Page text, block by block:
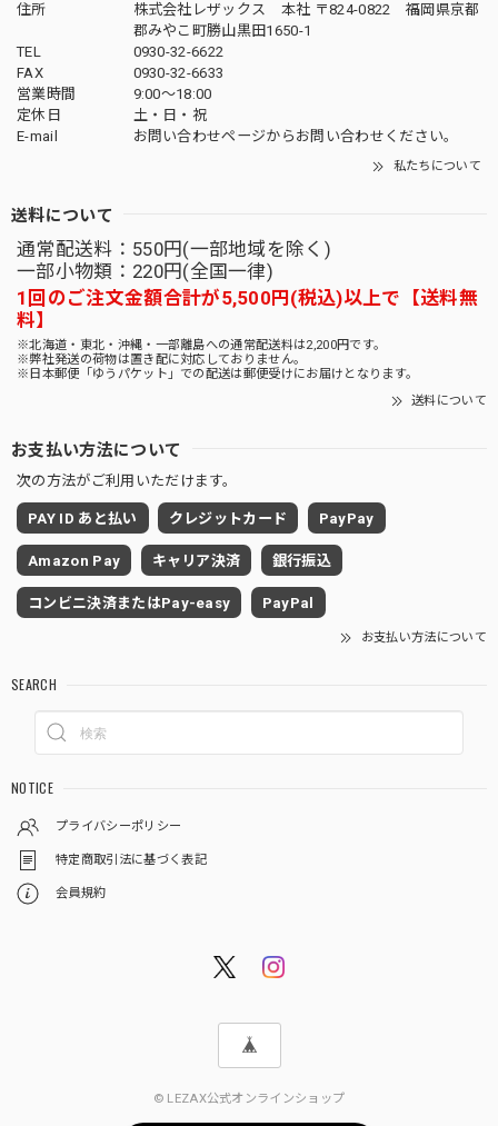
住所
株式会社レザックス 本社 〒824-0822 福岡県京都
郡みやこ町勝山黒田1650-1
TEL
0930-32-6622
FAX
0930-32-6633
営業時間
9:00〜18:00
定休日
土・日・祝
E-mail
お問い合わせページからお問い合わせください。
私たちについて
送料について
通常配送料：550円(一部地域を除く)
一部小物類：220円(全国一律)
1回のご注文金額合計が5,500円(税込)以上で【送料無
料】
※北海道・東北・沖縄・一部離島への通常配送料は2,200円です。
※弊社発送の荷物は置き配に対応しておりません。
※日本郵便「ゆうパケット」での配送は郵便受けにお届けとなります。
送料について
お支払い方法について
次の方法がご利用いただけます。
PAY ID あと払い クレジットカード PayPay
Amazon Pay キャリア決済 銀行振込
コンビニ決済またはPay-easy PayPal
お支払い方法について
SEARCH
NOTICE
プライバシーポリシー
特定商取引法に基づく表記
会員規約
© LEZAX公式オンラインショップ